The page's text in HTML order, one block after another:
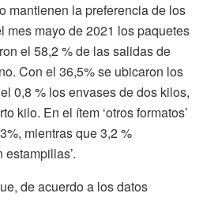
mantienen la preferencia de los
mes mayo de 2021 los paquetes
el 58,2 % de las salidas de
Con el 36,5% se ubicaron los
0,8 % los envases de dos kilos,
kilo. En el ítem ‘otros formatos’
mientras que 3,2 %
de acuerdo a los datos